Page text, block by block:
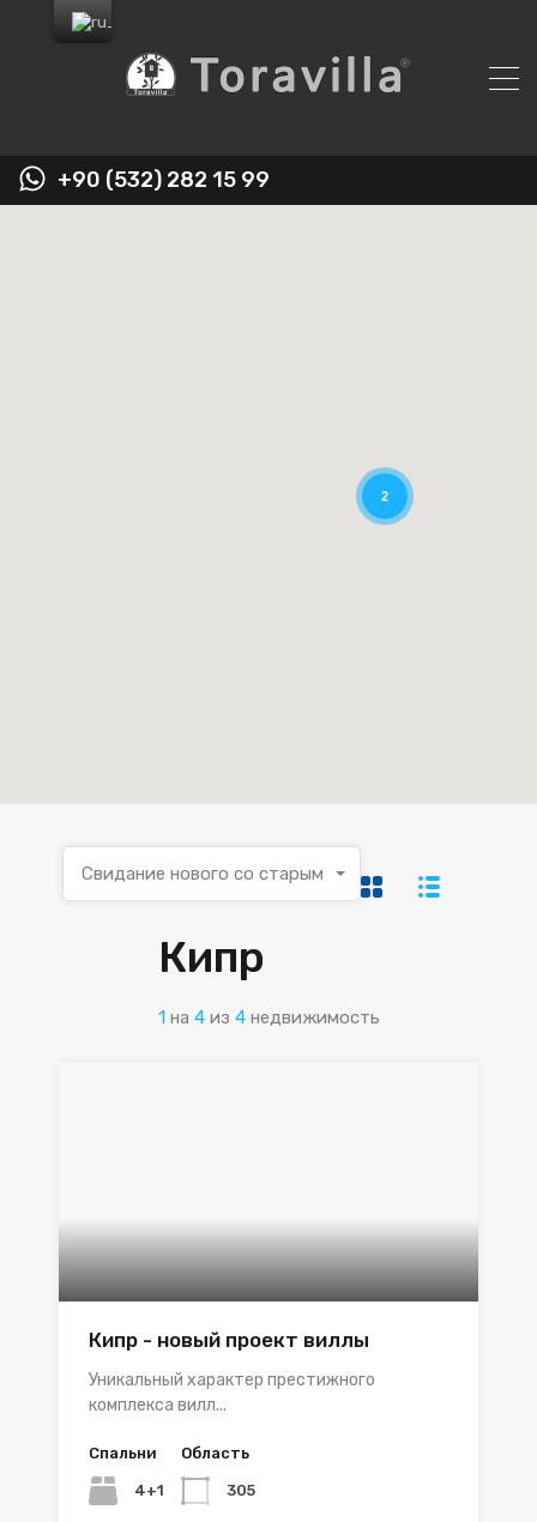
+90 (532) 282 15 99
2
Кипр
1 на 4 из 4 недвижимость
Свидание нового со старым
Кипр - новый проект виллы
Уникальный характер престижного
комплекса вилл...
Спальни
4+1
Область
305